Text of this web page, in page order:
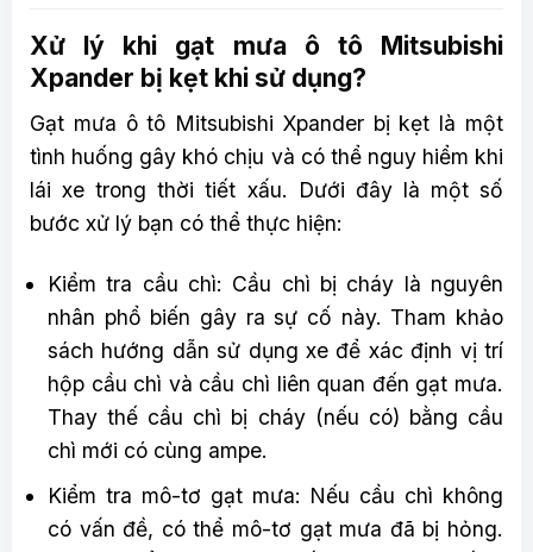
Xử lý khi gạt mưa ô tô Mitsubishi
Xpander bị kẹt khi sử dụng?
Gạt mưa ô tô Mitsubishi Xpander bị kẹt là một
tình huống gây khó chịu và có thể nguy hiểm khi
lái xe trong thời tiết xấu. Dưới đây là một số
bước xử lý bạn có thể thực hiện:
Kiểm tra cầu chì: Cầu chì bị cháy là nguyên
nhân phổ biến gây ra sự cố này. Tham khảo
sách hướng dẫn sử dụng xe để xác định vị trí
hộp cầu chì và cầu chì liên quan đến gạt mưa.
Thay thế cầu chì bị cháy (nếu có) bằng cầu
chì mới có cùng ampe.
Kiểm tra mô-tơ gạt mưa: Nếu cầu chì không
có vấn đề, có thể mô-tơ gạt mưa đã bị hỏng.